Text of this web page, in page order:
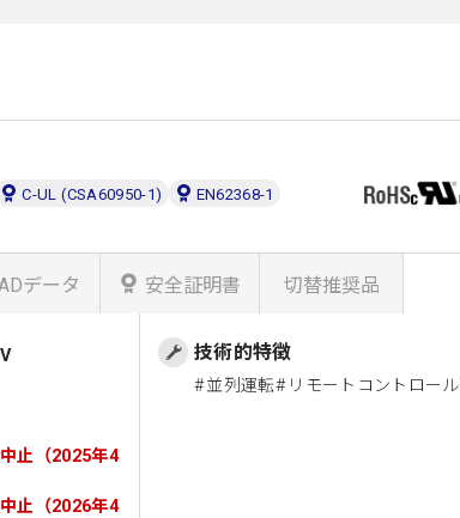
C-UL (CSA60950-1) EN62368-1
データ 安全証明書 切替推奨品
止（2025年4
止（2026年4
技術的特徴
並列運転 リモートコントロール